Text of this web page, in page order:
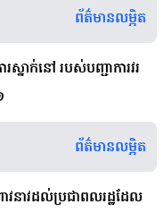
ព័ត៌មានលម្អិត
ាក់នៅ របស់បញ្ជាការវរ
ព័ត៌មានលម្អិត
នាវដល់ប្រជាពលរដ្ឋដែល